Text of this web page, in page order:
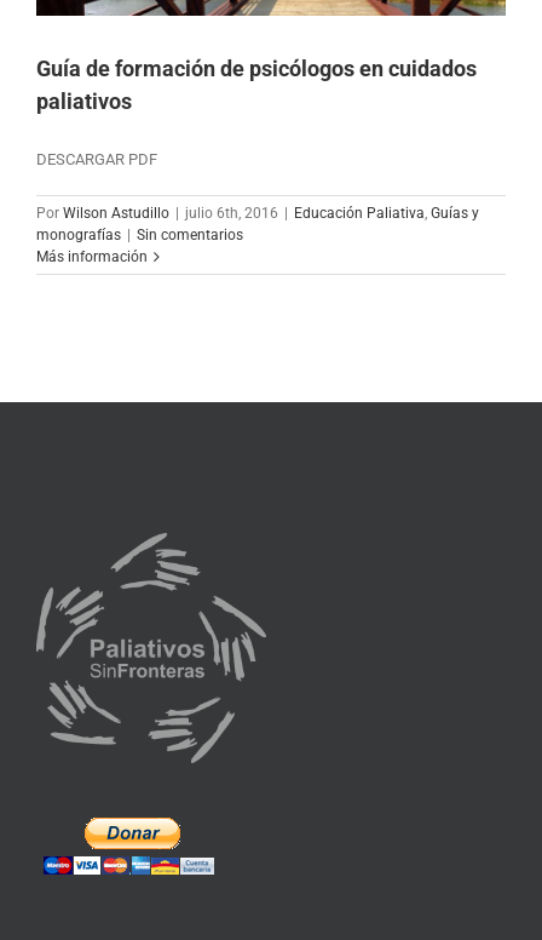
Guía de formación de psicólogos en cuidados
paliativos
DESCARGAR PDF
Por Wilson Astudillo julio 6th, 2016 Educación Paliativa, Guías y
monografías
Sin comentarios
Más información